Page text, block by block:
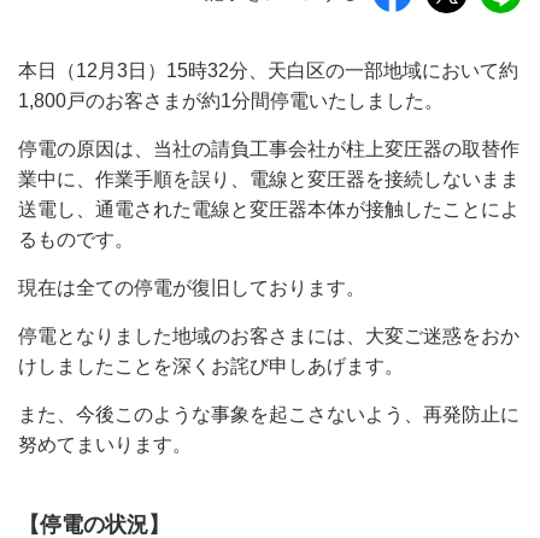
本日（12月3日）15時32分、天白区の一部地域において約
1,800戸のお客さまが約1分間停電いたしました。
停電の原因は、当社の請負工事会社が柱上変圧器の取替作
業中に、作業手順を誤り、電線と変圧器を接続しないまま
送電し、通電された電線と変圧器本体が接触したことによ
るものです。
現在は全ての停電が復旧しております。
停電となりました地域のお客さまには、大変ご迷惑をおか
けしましたことを深くお詫び申しあげます。
また、今後このような事象を起こさないよう、再発防止に
努めてまいります。
【停電の状況】